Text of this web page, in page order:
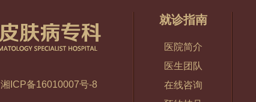
湘ICP备16010007号-8
就诊指南
医院简介
医生团队
在线咨询